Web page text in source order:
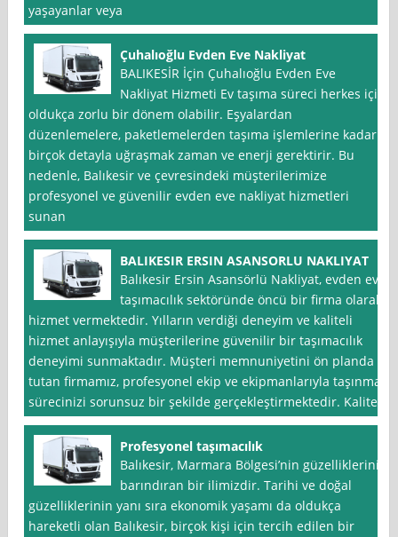
yaşayanlar veya
Çuhalıoğlu Evden Eve Nakliyat
BALIKESİR İçin Çuhalıoğlu Evden Eve
Nakliyat Hizmeti Ev taşıma süreci herkes için
oldukça zorlu bir dönem olabilir. Eşyalardan
düzenlemelere, paketlemelerden taşıma işlemlerine kadar
birçok detayla uğraşmak zaman ve enerji gerektirir. Bu
nedenle, Balıkesir ve çevresindeki müşterilerimize
profesyonel ve güvenilir evden eve nakliyat hizmetleri
sunan
BALIKESIR ERSIN ASANSORLU NAKLIYAT
Balıkesir Ersin Asansörlü Nakliyat, evden eve
taşımacılık sektöründe öncü bir firma olarak
hizmet vermektedir. Yılların verdiği deneyim ve kaliteli
hizmet anlayışıyla müşterilerine güvenilir bir taşımacılık
deneyimi sunmaktadır. Müşteri memnuniyetini ön planda
tutan firmamız, profesyonel ekip ve ekipmanlarıyla taşınma
sürecinizi sorunsuz bir şekilde gerçekleştirmektedir. Kaliteli
Profesyonel taşımacılık
Balıkesir, Marmara Bölgesi’nin güzelliklerini
barındıran bir ilimizdir. Tarihi ve doğal
güzelliklerinin yanı sıra ekonomik yaşamı da oldukça
hareketli olan Balıkesir, birçok kişi için tercih edilen bir